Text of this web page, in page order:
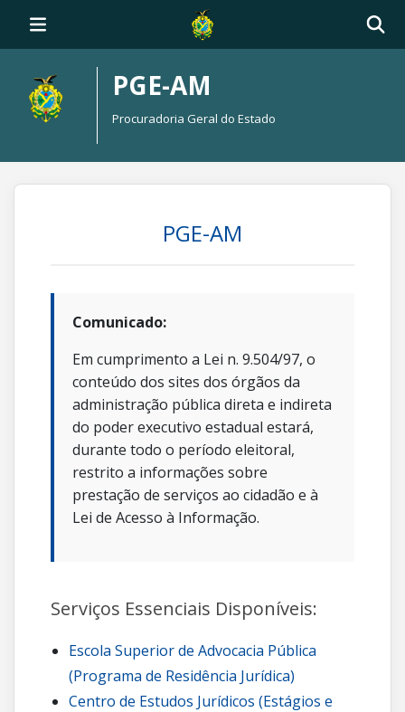
PGE-AM
Procuradoria Geral do Estado
PGE-AM
Comunicado:
Em cumprimento a Lei n. 9.504/97, o
conteúdo dos sites dos órgãos da
administração pública direta e indireta
do poder executivo estadual estará,
durante todo o período eleitoral,
restrito a informações sobre
prestação de serviços ao cidadão e à
Lei de Acesso à Informação.
Serviços Essenciais Disponíveis:
Escola Superior de Advocacia Pública
(Programa de Residência Jurídica)
Centro de Estudos Jurídicos (Estágios e